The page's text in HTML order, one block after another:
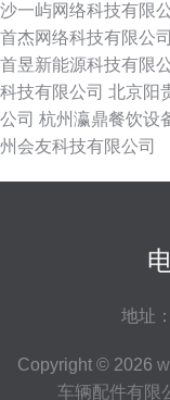
沙一屿网络科技有限
首杰网络科技有限公司
首昱新能源科技有限
科技有限公司 北京阳
公司 杭州瀛鼎餐饮设
州会友科技有限公司
地址
Copyright © 2026
车辆配件有限